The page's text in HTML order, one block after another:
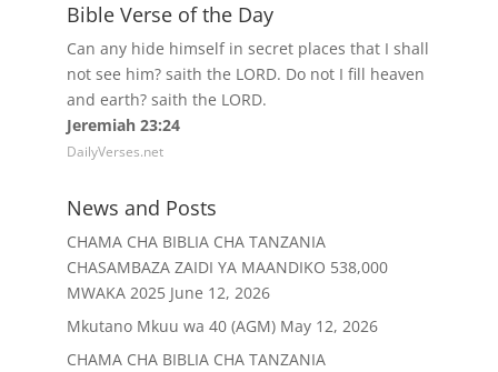
Bible Verse of the Day
Can any hide himself in secret places that I shall
not see him? saith the LORD. Do not I fill heaven
and earth? saith the LORD.
Jeremiah 23:24
DailyVerses.net
News and Posts
CHAMA CHA BIBLIA CHA TANZANIA
CHASAMBAZA ZAIDI YA MAANDIKO 538,000
MWAKA 2025 June 12, 2026
Mkutano Mkuu wa 40 (AGM) May 12, 2026
CHAMA CHA BIBLIA CHA TANZANIA